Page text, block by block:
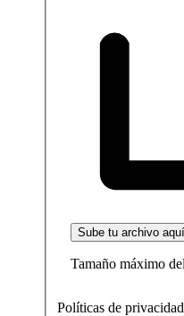
Sube tu archivo aquí
Tamaño máximo
Políticas de privacidad